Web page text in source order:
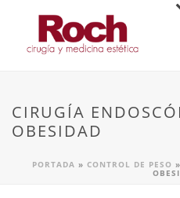
CIRUGÍA
OBESIDAD
PORTADA » CONTROL DE PESO »